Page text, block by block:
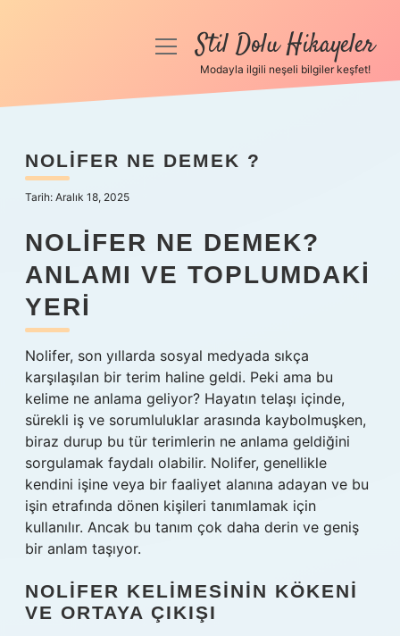
Anasayfa
Yasal Uyarı
Hakkımızda
menüyüStil Dolu Hikayeler
Modayla ilgili neşeli bilgiler keşfet!
NOLIFER NE DEMEK ?
Tarih: Aralık 18, 2025
NOLIFER NE DEMEK?
ANLAMI VE TOPLUMDAKI
YERI
Nolifer, son yıllarda sosyal medyada sıkça
karşılaşılan bir terim haline geldi. Peki ama bu
kelime ne anlama geliyor? Hayatın telaşı içinde,
sürekli iş ve sorumluluklar arasında kaybolmuşken,
biraz durup bu tür terimlerin ne anlama geldiğini
sorgulamak faydalı olabilir. Nolifer, genellikle
kendini işine veya bir faaliyet alanına adayan ve bu
işin etrafında dönen kişileri tanımlamak için
kullanılır. Ancak bu tanım çok daha derin ve geniş
bir anlam taşıyor.
NOLIFER KELIMESININ KÖKENI
VE ORTAYA ÇIKIŞI